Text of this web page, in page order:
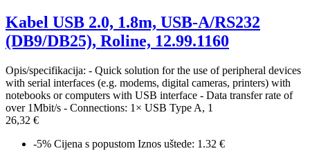
Kabel USB 2.0, 1.8m, USB-A/RS232
(DB9/DB25), Roline, 12.99.1160
Opis/specifikacija: - Quick solution for the use of peripheral devices
with serial interfaces (e.g. modems, digital cameras, printers) with
notebooks or computers with USB interface - Data transfer rate of
over 1Mbit/s - Connections: 1× USB Type A, 1
26,32 €
-5% Cijena s popustom Iznos uštede: 1.32 €